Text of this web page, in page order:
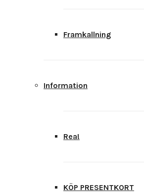
Framkallning
Information
Rea!
KÖP PRESENTKORT